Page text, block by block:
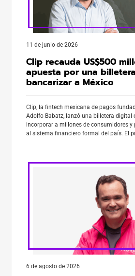
11 de junio de 2026
Clip recauda US$500
apuesta por una
bancarizar a México
Clip, la fintech mexicana de pagos
Adolfo Babatz, lanzó una billetera digital
incorporar a millones de consumidores y
al sistema financiero formal del país. El
6 de agosto de 2026